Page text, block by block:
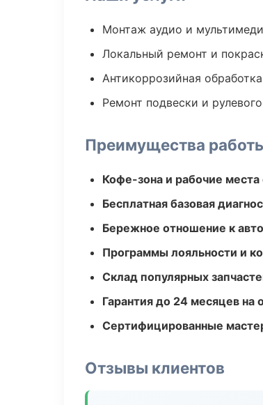
Монтаж аудио и
Локальный ремонт и
Антикоррозийная
Ремонт подвески и
Преимущества
Кофе-зона и рабочие места
Бесплатная базовая
Бережное отношение к
Программы лояльности и
Склад популярных
Гарантия до 24 месяцев на
Сертифицированные
Отзывы клиентов